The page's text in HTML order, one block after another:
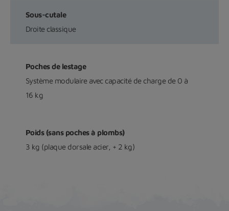
Sous-cutale
Droite classique
Poches de lestage
Système modulaire avec capacité de charge de 0 à
16 kg
Poids (sans poches à plombs)
3 kg (plaque dorsale acier, + 2 kg)